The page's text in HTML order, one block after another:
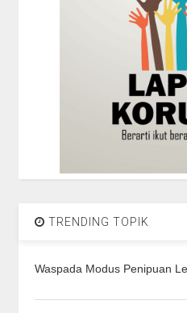
TRENDING TOPIK
Waspada Modus Penipuan